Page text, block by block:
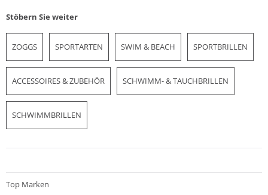
Stöbern Sie weiter
ZOGGS SPORTARTEN SWIM & BEACH SPORTBRILLEN
ACCESSOIRES & ZUBEHÖR SCHWIMM- & TAUCHBRILLEN
SCHWIMMBRILLEN
Top Marken